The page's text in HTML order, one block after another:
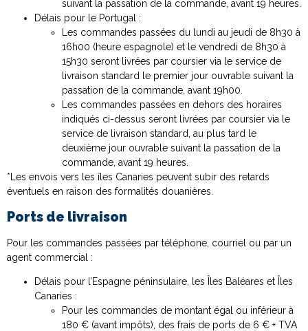
suivant la passation de la commande, avant 19 heures.
Délais pour le Portugal :
Les commandes passées du lundi au jeudi de 8h30 à
16h00 (heure espagnole) et le vendredi de 8h30 à
15h30 seront livrées par coursier via le service de
livraison standard le premier jour ouvrable suivant la
passation de la commande, avant 19h00.
Les commandes passées en dehors des horaires
indiqués ci-dessus seront livrées par coursier via le
service de livraison standard, au plus tard le
deuxième jour ouvrable suivant la passation de la
commande, avant 19 heures.
*Les envois vers les îles Canaries peuvent subir des retards
éventuels en raison des formalités douanières.
Ports de livraison
Pour les commandes passées par téléphone, courriel ou par un
agent commercial :
Délais pour l’Espagne péninsulaire, les Îles Baléares et Îles
Canaries :
Pour les commandes de montant égal ou inférieur à
180 € (avant impôts), des frais de ports de 6 € + TVA